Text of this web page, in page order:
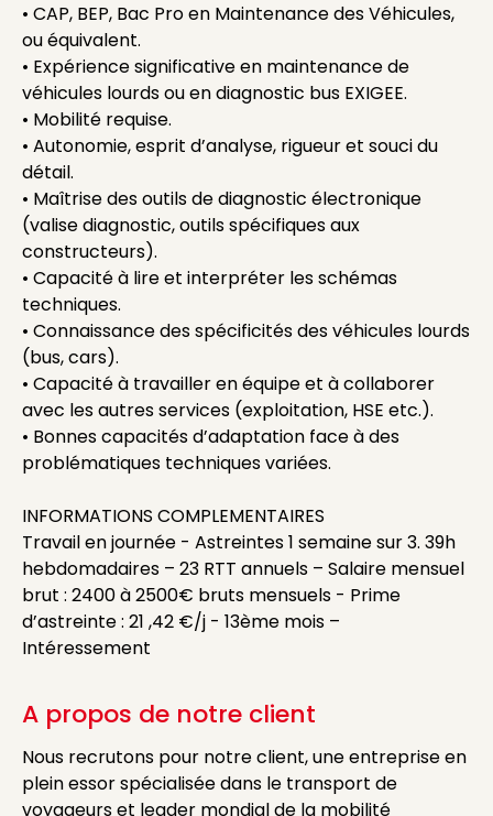
• CAP, BEP, Bac Pro en Maintenance des Véhicules,
ou équivalent.
• Expérience significative en maintenance de
véhicules lourds ou en diagnostic bus EXIGEE.
• Mobilité requise.
• Autonomie, esprit d’analyse, rigueur et souci du
détail.
• Maîtrise des outils de diagnostic électronique
(valise diagnostic, outils spécifiques aux
constructeurs).
• Capacité à lire et interpréter les schémas
techniques.
• Connaissance des spécificités des véhicules lourds
(bus, cars).
• Capacité à travailler en équipe et à collaborer
avec les autres services (exploitation, HSE etc.).
• Bonnes capacités d’adaptation face à des
problématiques techniques variées.
INFORMATIONS COMPLEMENTAIRES
Travail en journée - Astreintes 1 semaine sur 3. 39h
hebdomadaires – 23 RTT annuels – Salaire mensuel
brut : 2400 à 2500€ bruts mensuels - Prime
d’astreinte : 21 ,42 €/j - 13ème mois –
Intéressement
A propos de notre client
Nous recrutons pour notre client, une entreprise en
plein essor spécialisée dans le transport de
voyageurs et leader mondial de la mobilité